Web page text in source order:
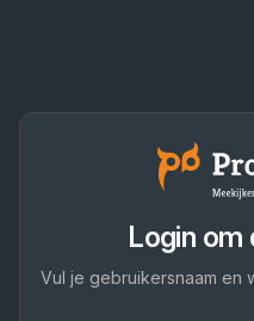
Login om
Vul je gebruikersnaam en